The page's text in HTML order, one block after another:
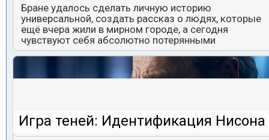
Бране удалось сделать личную историю
универсальной, создать рассказ о людях, которые
ещё вчера жили в мирном городе, а сегодня
чувствуют себя абсолютно потерянными
Игра теней: Идентификация Нисона